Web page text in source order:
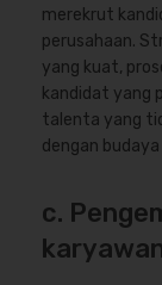
merekrut
perusahaan.
yang kuat,
kandidat yang
talenta yang
dengan
c.